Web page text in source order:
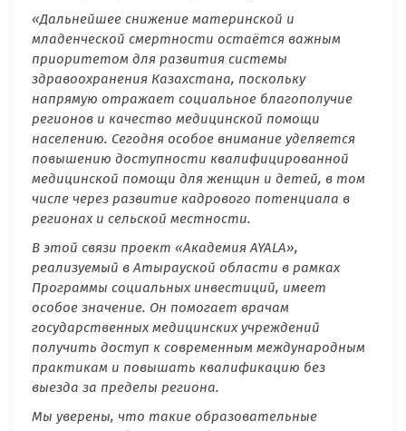
«Дальнейшее снижение материнской и
младенческой смертности остаётся важным
приоритетом для развития системы
здравоохранения Казахстана, поскольку
напрямую отражает социальное благополучие
регионов и качество медицинской помощи
населению. Сегодня особое внимание уделяется
повышению доступности квалифицированной
медицинской помощи для женщин и детей, в том
числе через развитие кадрового потенциала в
регионах и сельской местности.
В этой связи проект «Академия AYALA»,
реализуемый в Атырауской области в рамках
Программы социальных инвестиций, имеет
особое значение. Он помогает врачам
государственных медицинских учреждений
получить доступ к современным международным
практикам и повышать квалификацию без
выезда за пределы региона.
Мы уверены, что такие образовательные